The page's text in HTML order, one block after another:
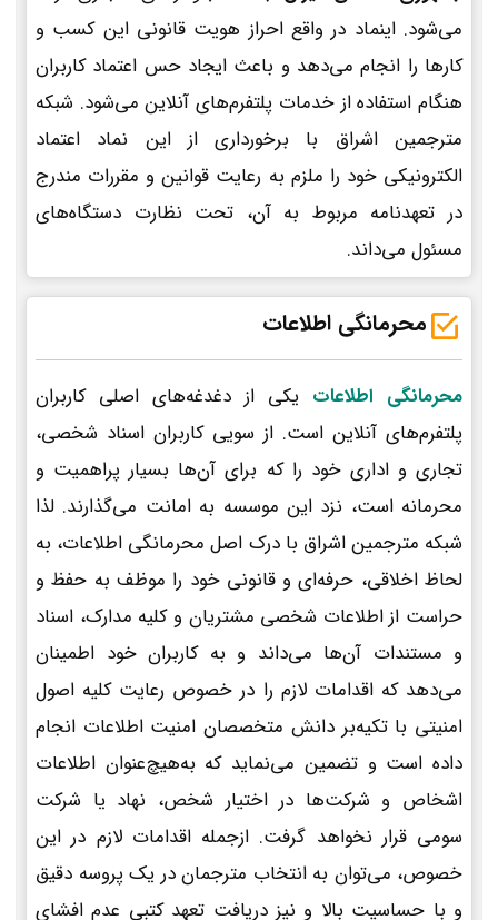
می‌شود. اینماد در واقع احراز هویت قانونی این کسب و
کارها را انجام می‌دهد و باعث ایجاد حس اعتماد کاربران
هنگام استفاده از خدمات پلتفرم‌های آنلاین می‌شود. شبکه
مترجمین اشراق با برخورداری از این نماد اعتماد
الکترونیکی خود را ملزم به رعایت قوانین و مقررات مندرج
در تعهدنامه مربوط به آن، تحت نظارت دستگاه‌های
مسئول می‌داند.
محرمانگی اطلاعات
محرمانگی اطلاعات یکی از دغدغه‌های اصلی کاربران
پلتفرم‌های آنلاین است. از سویی کاربران اسناد شخصی،
تجاری و اداری خود را که برای آن‌ها بسیار پراهمیت و
محرمانه است، نزد این موسسه به امانت می‌گذارند. لذا
شبکه مترجمین اشراق با درک اصل محرمانگی اطلاعات، به
لحاظ اخلاقی، حرفه‌ای و قانونی خود را موظف به حفظ و
حراست از اطلاعات شخصی مشتریان و کلیه مدارک، اسناد
و مستندات آن‌ها می‌داند و به کاربران خود اطمینان
می‌دهد که اقدامات لازم را در خصوص رعایت کلیه اصول
امنیتی با تکیه‌بر دانش متخصصان امنیت اطلاعات انجام
داده است و تضمین می‌نماید که به‌هیچ‌عنوان اطلاعات
اشخاص و شرکت‌ها در اختیار شخص، نهاد یا شرکت
سومی قرار نخواهد گرفت. ازجمله اقدامات لازم در این
خصوص، می‌توان به انتخاب مترجمان در یک پروسه دقیق
و با حساسیت بالا و نیز دریافت تعهد کتبی عدم افشای